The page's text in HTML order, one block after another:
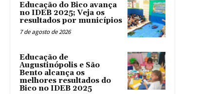
Educação do Bico avança
no IDEB 2025; Veja os
resultados por municípios
7 de agosto de 2026
Educação de
Augustinópolis e São
Bento alcança os
melhores resultados do
Bico no IDEB 2025